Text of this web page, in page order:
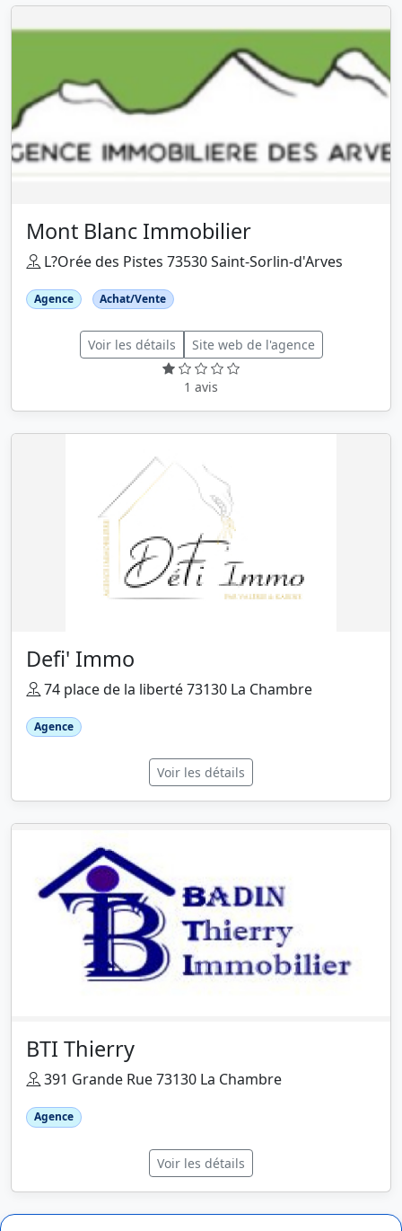
Mont Blanc Immobilier
L?Orée des Pistes 73530 Saint-Sorlin-d'Arves
Agence Achat/Vente
Voir les détails Site web de l'agence
1 avis
Defi' Immo
74 place de la liberté 73130 La Chambre
Agence
Voir les détails
BTI Thierry
391 Grande Rue 73130 La Chambre
Agence
Voir les détails